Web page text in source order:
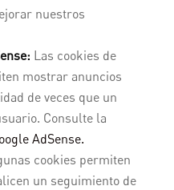
nuestros
Las cookies de
mostrar anuncios
de veces que un
Consulte la
AdSense.
cookies permiten
un seguimiento de